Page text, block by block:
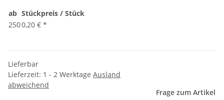
ab Stückpreis / Stück
2500,20 € *
Lieferbar
Lieferzeit: 1 - 2 Werktage Ausland
abweichend
Frage zum Artikel